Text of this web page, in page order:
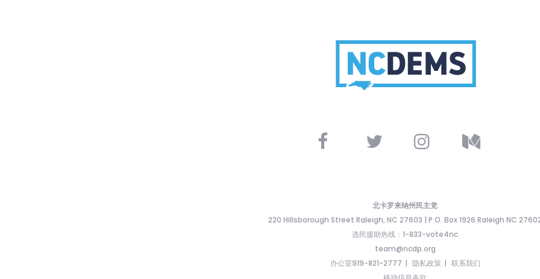
北卡罗来纳州民主党
220 Hillsborough Street Raleigh, NC 27603 | P.O. Box 1926 Raleigh NC
选民援助热线：1-833-vote4nc
team@ncdp.org
办公室919-821-2777
隐私政策
联系我们